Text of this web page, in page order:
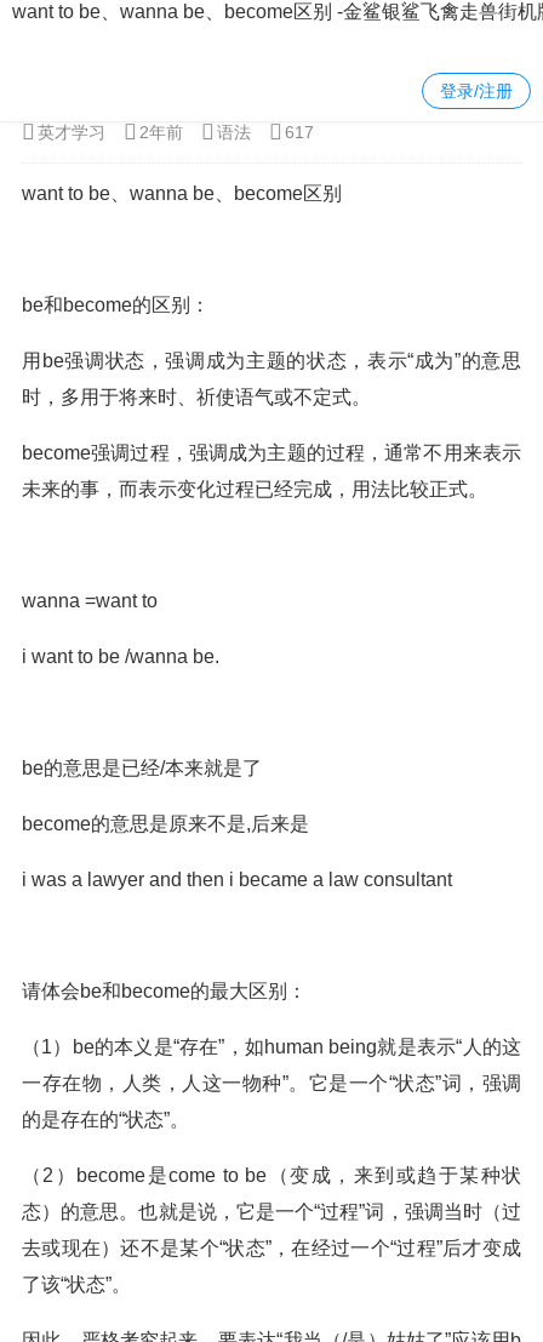
want to be、wanna be、become区别 -金鲨银鲨飞禽走兽街机
登录/注册
> 正文内容
英才学习 2年前 语法 617
want to be、wanna be、become区别
be和become的区别：
用be强调状态，强调成为主题的状态，表示“成为”的意思
时，多用于将来时、祈使语气或不定式。
become强调过程，强调成为主题的过程，通常不用来表示
未来的事，而表示变化过程已经完成，用法比较正式。
wanna =want to
i want to be /wanna be.
be的意思是已经/本来就是了
become的意思是原来不是,后来是
i was a lawyer and then i became a law consultant
请体会be和become的最大区别：
（1）be的本义是“存在”，如human being就是表示“人的这
一存在物，人类，人这一物种”。它是一个“状态”词，强调
的是存在的“状态”。
（2）become是come to be（变成，来到或趋于某种状
态）的意思。也就是说，它是一个“过程”词，强调当时（过
去或现在）还不是某个“状态”，在经过一个“过程”后才变成
了该“状态”。